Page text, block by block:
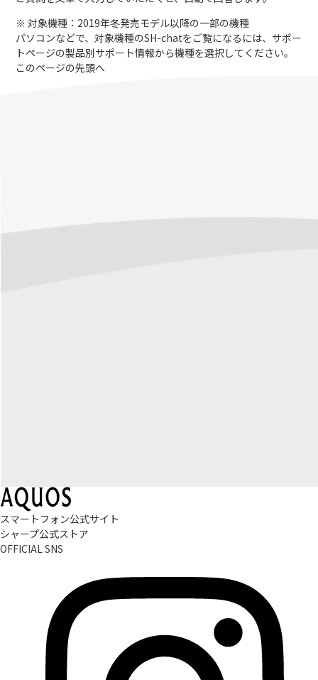
※ 対象機種：2019年冬発売モデル以降の一部の機種
パソコンなどで、対象機種のSH-chatをご覧になるには、サポー
トページの製品別サポート情報から機種を選択してください。
このページの先頭へ
スマートフォン公式サイト
シャープ公式ストア
OFFICIAL SNS